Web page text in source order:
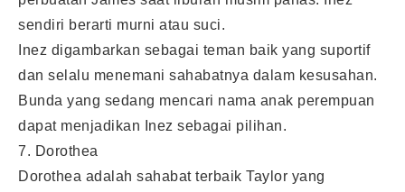
sendiri berarti murni atau suci.
Inez digambarkan sebagai teman baik yang suportif
dan selalu menemani sahabatnya dalam kesusahan.
Bunda yang sedang mencari nama anak perempuan
dapat menjadikan Inez sebagai pilihan.
7. Dorothea
Dorothea adalah sahabat terbaik Taylor yang